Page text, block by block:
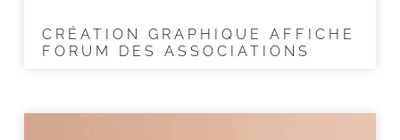
CRÉATION GRAPHIQUE AFFICHE
FORUM DES ASSOCIATIONS